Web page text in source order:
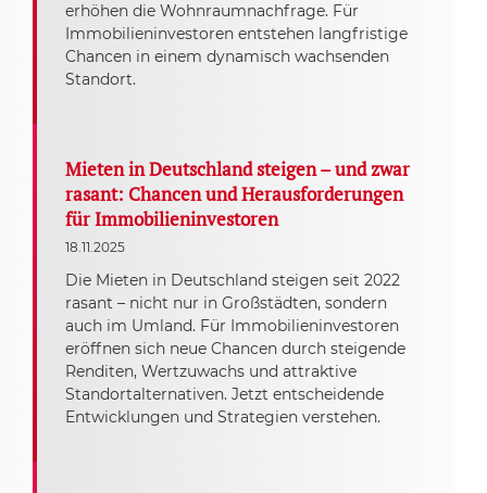
erhöhen die Wohnraumnachfrage. Für
Immobilieninvestoren entstehen langfristige
Chancen in einem dynamisch wachsenden
Standort.
Mieten in Deutschland steigen – und zwar
rasant: Chancen und Herausforderungen
für Immobilieninvestoren
18.11.2025
Die Mieten in Deutschland steigen seit 2022
rasant – nicht nur in Großstädten, sondern
auch im Umland. Für Immobilieninvestoren
eröffnen sich neue Chancen durch steigende
Renditen, Wertzuwachs und attraktive
Standortalternativen. Jetzt entscheidende
Entwicklungen und Strategien verstehen.